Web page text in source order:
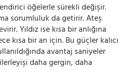
öğelerle sürekli değişir.
sorumluluk da getirir. Ateş
Yıldız ise kısa bir anlığına
kısa bir an için. Bu güçler kalıcı
avantaj saniyeler
daha gergin, daha